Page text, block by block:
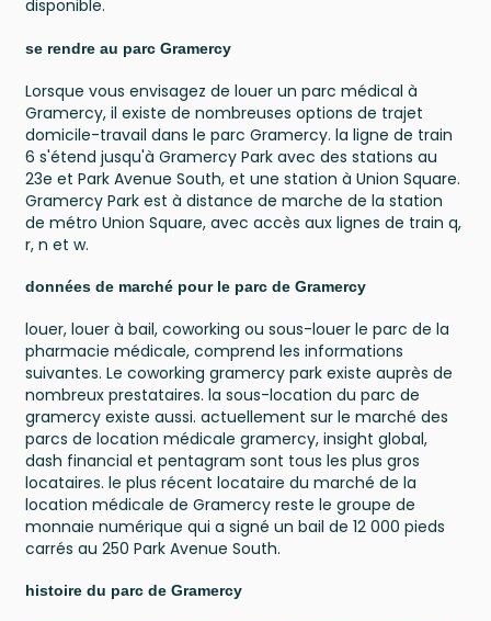
disponible.
se rendre au parc Gramercy
Lorsque vous envisagez de louer un parc médical à
Gramercy, il existe de nombreuses options de trajet
domicile-travail dans le parc Gramercy. la ligne de train
6 s'étend jusqu'à Gramercy Park avec des stations au
23e et Park Avenue South, et une station à Union Square.
Gramercy Park est à distance de marche de la station
de métro Union Square, avec accès aux lignes de train q,
r, n et w.
données de marché pour le parc de Gramercy
louer, louer à bail, coworking ou sous-louer le parc de la
pharmacie médicale, comprend les informations
suivantes. Le coworking gramercy park existe auprès de
nombreux prestataires. la sous-location du parc de
gramercy existe aussi. actuellement sur le marché des
parcs de location médicale gramercy, insight global,
dash financial et pentagram sont tous les plus gros
locataires. le plus récent locataire du marché de la
location médicale de Gramercy reste le groupe de
monnaie numérique qui a signé un bail de 12 000 pieds
carrés au 250 Park Avenue South.
histoire du parc de Gramercy